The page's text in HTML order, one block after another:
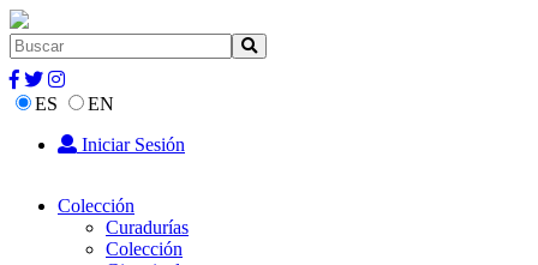
ES
EN
Iniciar Sesión
Colección
Curadurías
Colección